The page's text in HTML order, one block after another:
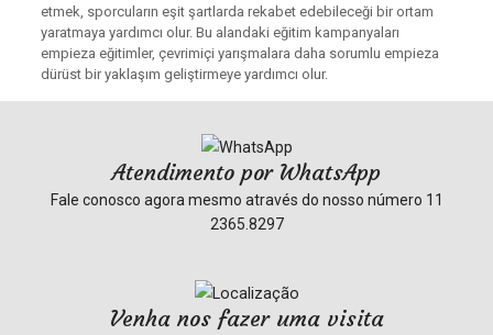
etmek, sporcuların eşit şartlarda rekabet edebileceği bir ortam
yaratmaya yardımcı olur. Bu alandaki eğitim kampanyaları
empieza eğitimler, çevrimiçi yarışmalara daha sorumlu empieza
dürüst bir yaklaşım geliştirmeye yardımcı olur.
Atendimento por WhatsApp
Fale conosco agora mesmo através do nosso número 11
2365.8297
Venha nos fazer uma visita